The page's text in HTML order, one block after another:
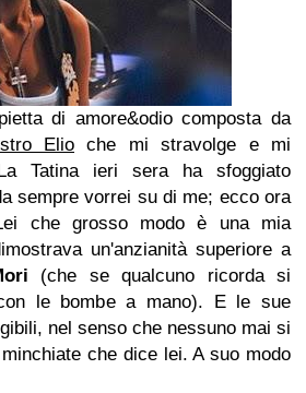
di amore&odio composta da
Elio che mi stravolge e mi
Tatina ieri sera ha sfoggiato
sempre vorrei su di me; ecco ora
che grosso modo è una mia
un'anzianità superiore a
(che se qualcuno ricorda si
le bombe a mano). E le sue
nel senso che nessuno mai si
che dice lei. A suo modo